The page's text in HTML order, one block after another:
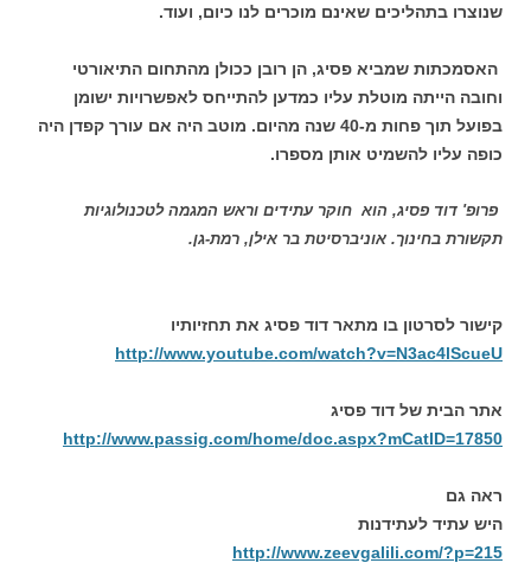
שנוצרו בתהליכים שאינם מוכרים לנו כיום, ועוד.
האסמכתות שמביא פסיג, הן רובן ככולן מהתחום התיאורטי
וחובה הייתה מוטלת עליו כמדען להתייחס לאפשרויות ישומן
בפועל תוך פחות מ-40 שנה מהיום. מוטב היה אם עורך קפדן היה
כופה עליו להשמיט אותן מספרו.
פרופ' דוד פסיג, הוא חוקר עתידים וראש המגמה לטכנולוגיות
תקשורת בחינוך. אוניברסיטת בר אילן, רמת-גן.
קישור לסרטון בו מתאר דוד פסיג את תחזיותיו
http://www.youtube.com/watch?v=N3ac4lScueU
אתר הבית של דוד פסיג
http://www.passig.com/home/doc.aspx?mCatID=17850
ראה גם
היש עתיד לעתידנות
http://www.zeevgalili.com/?p=215